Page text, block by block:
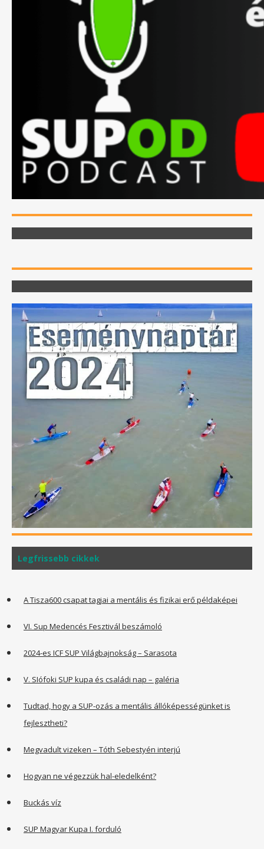
Legfrissebb cikkek
A Tisza600 csapat tagjai a mentális és fizikai erő példaképei
VI. Sup Medencés Fesztivál beszámoló
2024-es ICF SUP Világbajnokság – Sarasota
V. SIófoki SUP kupa és családi nap – galéria
Tudtad, hogy a SUP-ozás a mentális állóképességünket is
fejlesztheti?
Megvadult vizeken – Tóth Sebestyén interjú
Hogyan ne végezzük hal-eledelként?
Buckás víz
SUP Magyar Kupa I. forduló